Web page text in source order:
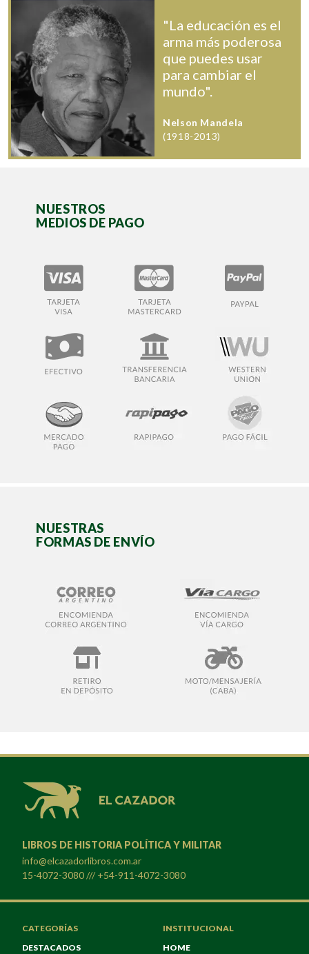
"La educación es el
arma más poderosa
que puedes usar
para cambiar el
mundo".
Nelson Mandela
(1918-2013)
NUESTROS
MEDIOS DE PAGO
NUESTRAS
FORMAS DE ENVÍO
LIBROS DE HISTORIA POLÍTICA Y MILITAR
info@elcazadorlibros.com.ar
15-4072-3080 /// +54-911-4072-3080
CATEGORÍAS
DESTACADOS
INSTITUCIONAL
HOME